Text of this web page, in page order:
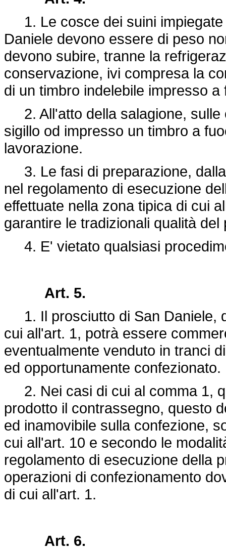
1. Le cosce dei suini impiegate
Daniele devono essere di peso
devono subire, tranne la
conservazione, ivi compresa la
di un timbro indelebile impresso
2. All'atto della salagione, sulle
sigillo od impresso un timbro a
lavorazione.
3. Le fasi di preparazione,
nel regolamento di esecuzione
effettuate nella zona tipica di cui
garantire le tradizionali qualità del
4. E' vietato qualsiasi
Art. 5.
1. Il prosciutto di San Daniele,
cui all'art. 1, potrà essere
eventualmente venduto in tranci
ed opportunamente confezionato.
2. Nei casi di cui al comma 1,
prodotto il contrassegno, questo
ed inamovibile sulla confezione,
cui all'art. 10 e secondo le
regolamento di esecuzione della
operazioni di confezionamento
di cui all'art. 1.
Art. 6.